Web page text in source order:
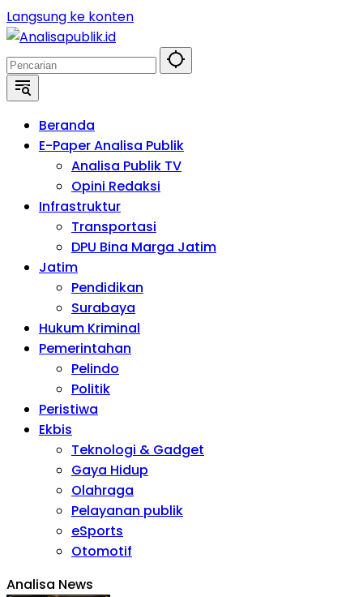
Langsung ke konten
Beranda
E-Paper Analisa Publik
Analisa Publik TV
Opini Redaksi
Infrastruktur
Transportasi
DPU Bina Marga Jatim
Jatim
Pendidikan
Surabaya
Hukum Kriminal
Pemerintahan
Pelindo
Politik
Peristiwa
Ekbis
Teknologi & Gadget
Gaya Hidup
Olahraga
Pelayanan publik
eSports
Otomotif
Analisa News